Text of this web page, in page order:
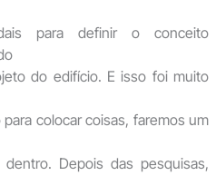
para definir o conceito
do edifício. E isso foi muito
colocar coisas, faremos um
Depois das pesquisas,